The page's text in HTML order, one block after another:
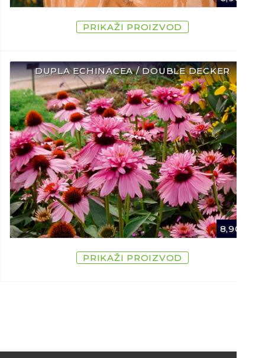
PRIKAŽI PROIZVOD
DUPLA ECHINACEA / DOUBLE DECKER
8,90
PRIKAŽI PROIZVOD